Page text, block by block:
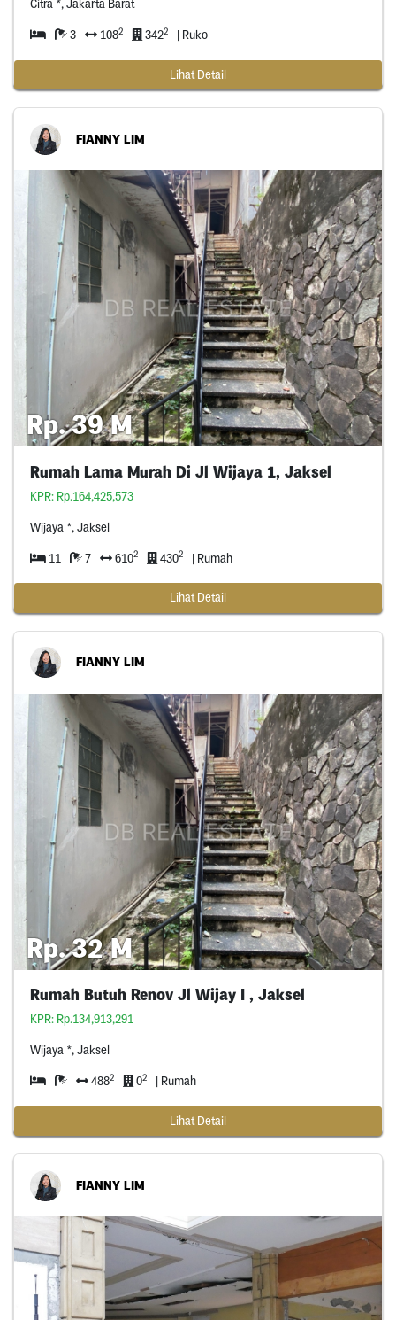
Citra *, Jakarta Barat
3 1082 3422 | Ruko
Lihat Detail
FIANNY LIM
Rp. 39 M
Rumah Lama Murah Di Jl Wijaya 1, Jaksel
KPR: Rp.164,425,573
Wijaya *, Jaksel
11 7 6102 4302 | Rumah
Lihat Detail
FIANNY LIM
Rp. 32 M
Rumah Butuh Renov Jl Wijay I , Jaksel
KPR: Rp.134,913,291
Wijaya *, Jaksel
4882 02 | Rumah
Lihat Detail
FIANNY LIM